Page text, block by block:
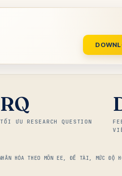
RQ
TỐI ƯU RESEARCH QUESTION
HÓA THEO MÔN EE, ĐỀ TÀI, MỨC ĐỘ